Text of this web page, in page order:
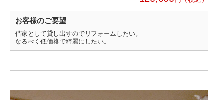
お客様のご要望
借家として貸し出すのでリフォームしたい。
なるべく低価格で綺麗にしたい。